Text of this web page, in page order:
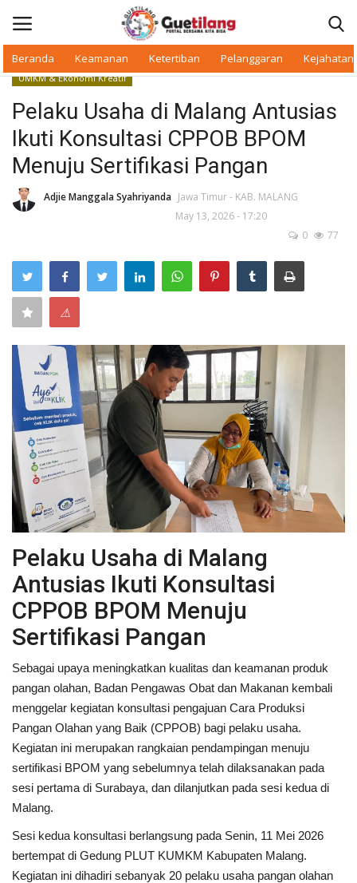
Beranda Keamanan Ketertiban Pelanggaran Kejahatan
Beranda
Warkop Digital
Pelanggaran
Ketertiban
Keamanan
Kejahatan
Cybers Event
UMKM & Ekonomi Kreatif
Pekerja Migran Indonesia
Ekonomi
Pendidikan
Informasi Journalism
Olahraga
Kesehatan
Layanan Publik
Perempuan/Anak
UMKM & Ekonomi Kreatif
Pelaku Usaha di Malang Antusias
Ikuti Konsultasi CPPOB BPOM
Menuju Sertifikasi Pangan
Adjie Manggala Syahriyanda Jawa Timur - KAB. MALANG
May 13, 2026 - 17:20
0
77
⚠
Pelaku Usaha di Malang
Antusias Ikuti Konsultasi
CPPOB BPOM Menuju
Sertifikasi Pangan
Sebagai upaya meningkatkan kualitas dan keamanan produk
pangan olahan, Badan Pengawas Obat dan Makanan kembali
menggelar kegiatan konsultasi pengajuan Cara Produksi
Pangan Olahan yang Baik (CPPOB) bagi pelaku usaha.
Kegiatan ini merupakan rangkaian pendampingan menuju
sertifikasi BPOM yang sebelumnya telah dilaksanakan pada
sesi pertama di Surabaya, dan dilanjutkan pada sesi kedua di
Malang.
Sesi kedua konsultasi berlangsung pada Senin, 11 Mei 2026
bertempat di Gedung PLUT KUMKM Kabupaten Malang.
Kegiatan ini dihadiri sebanyak 20 pelaku usaha pangan olahan